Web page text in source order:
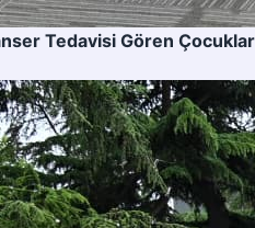
Tedavisi Gören Çocuklar